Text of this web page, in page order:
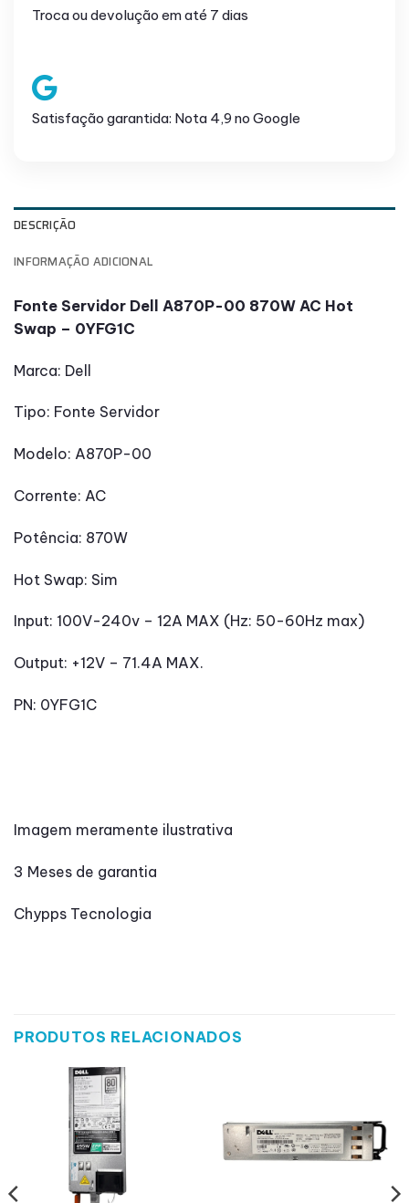
Troca ou devolução em até 7 dias
Satisfação garantida: Nota 4,9 no Google
DESCRIÇÃO
INFORMAÇÃO ADICIONAL
Fonte Servidor Dell A870P-00 870W AC Hot
Swap – 0YFG1C
Marca: Dell
Tipo: Fonte Servidor
Modelo: A870P-00
Corrente: AC
Potência: 870W
Hot Swap: Sim
Input: 100V-240v – 12A MAX (Hz: 50-60Hz max)
Output: +12V – 71.4A MAX.
PN: 0YFG1C
Imagem meramente ilustrativa
3 Meses de garantia
Chypps Tecnologia
PRODUTOS RELACIONADOS